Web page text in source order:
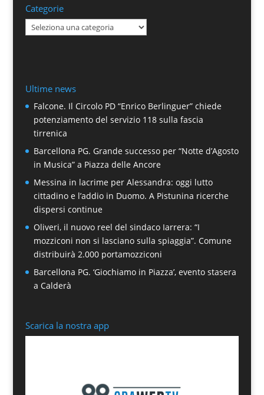
Categorie
Categorie
Ultime news
Falcone. Il Circolo PD “Enrico Berlinguer” chiede
potenziamento del servizio 118 sulla fascia
tirrenica
Barcellona PG. Grande successo per “Notte d’Agosto
in Musica” a Piazza delle Ancore
Messina in lacrime per Alessandra: oggi lutto
cittadino e l’addio in Duomo. A Pistunina ricerche
dispersi continue
Oliveri, il nuovo reel del sindaco Iarrera: “I
mozziconi non si lasciano sulla spiaggia”. Comune
distribuirà 2.000 portamozziconi
Barcellona PG. ‘Giochiamo in Piazza’, evento stasera
a Calderà
Scarica la nostra app